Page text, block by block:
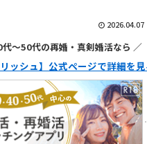
2026.04.07
〜50代の再婚・真剣婚活なら ／
ッシュ】公式ページで詳細を見